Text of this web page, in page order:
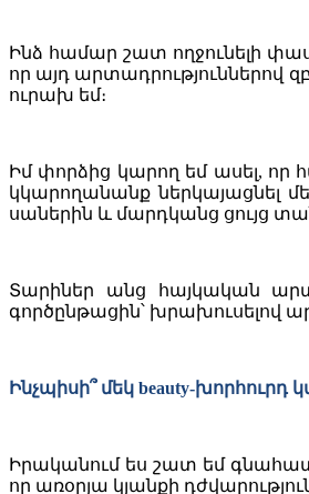
Ինձ համար շատ ողջունելի
որ այդ արտադրություններով
ուրախ եմ։
Իմ փորձից կարող եմ ասել, որ
կկարողանանք ներկայացնել
սաներին և մարդկանց ցույց
Տարիներ անց հայկական
գործընթացին՝ խրախուսելով
Ինչպիսի՞ մեկ beauty-
Իրականում ես շատ եմ
որ առօրյա կյանքի